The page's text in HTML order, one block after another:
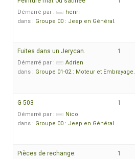
Démarré par :
henri
dans : Groupe 00 : Jeep en Général.
Fuites dans un Jerycan.
Démarré par :
Adrien
dans : Groupe 01-02 : Moteur et Embrayage.
1
G 503
Démarré par :
Nico
dans : Groupe 00 : Jeep en Général.
1
Pièces de rechange. 1